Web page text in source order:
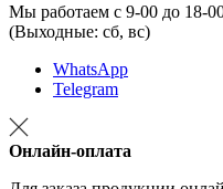
Мы работаем с 9-00 до 18-
(Выходные: сб, вс)
WhatsApp
Telegram
Онлайн-оплата